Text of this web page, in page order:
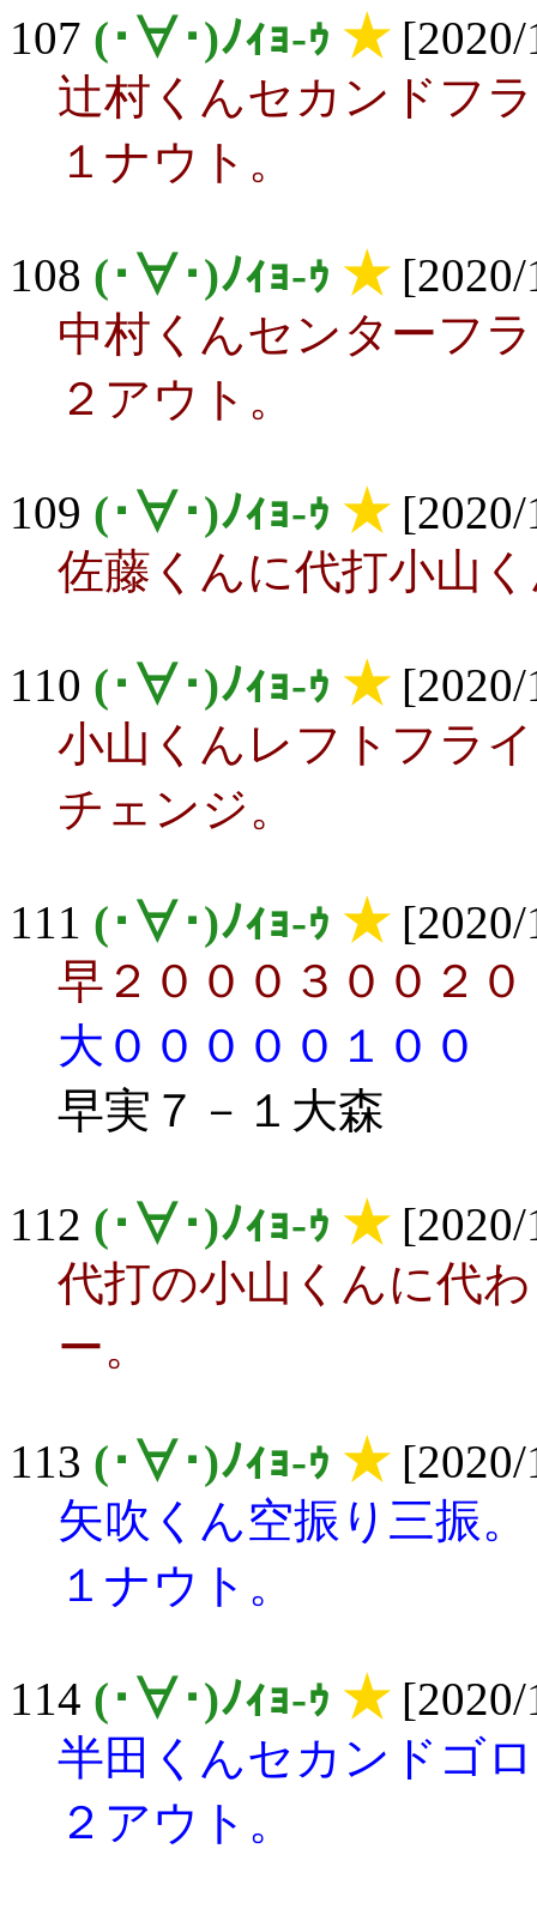
107 (･∀･)ﾉｨｮ-ｩ ★[2020/
辻村くんセカンドフ
１ナウト。
108 (･∀･)ﾉｨｮ-ｩ ★[2020/
中村くんセンターフ
２アウト。
109 (･∀･)ﾉｨｮ-ｩ ★[2020/
佐藤くんに代打小山
110 (･∀･)ﾉｨｮ-ｩ ★[2020/
小山くんレフトフラ
チェンジ。
111 (･∀･)ﾉｨｮ-ｩ ★[2020/
早２０００３００２０
大０００００１００
早実７－１大森
112 (･∀･)ﾉｨｮ-ｩ ★[2020/
代打の小山くんに代
ー。
113 (･∀･)ﾉｨｮ-ｩ ★[2020/
矢吹くん空振り三振。
１ナウト。
114 (･∀･)ﾉｨｮ-ｩ ★[2020/
半田くんセカンドゴ
２アウト。